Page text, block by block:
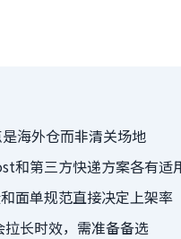
海外仓而非清关场地
和第三方快递方案各有适
面单规范直接决定上架率
长时效，需准备备选